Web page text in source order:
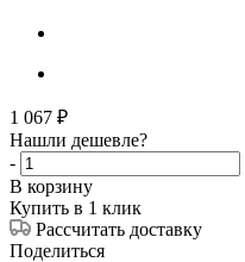
1 067 ₽
Нашли дешевле?
-
В корзину
Купить в 1 клик
Рассчитать доставку
Поделиться